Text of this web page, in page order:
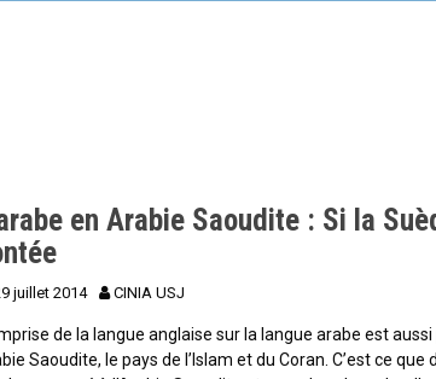
en Arabie Saoudite : Si la
juillet 2014 CINIA USJ
de la langue anglaise sur la langue arabe est
Saoudite, le pays de l’Islam et du Coran. C’est ce